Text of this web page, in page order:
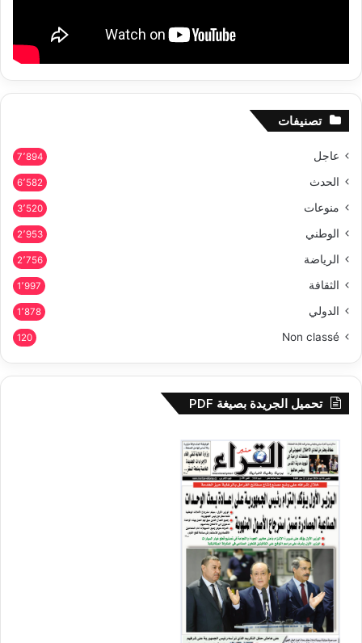
تصنيفات
عاجل 7٬894
الحدث 6٬582
منوعات 3٬520
الوطني 2٬953
الرياضة 2٬756
الثقافة 1٬997
الدولي 1٬878
Non classé
120
تحميل الجريدة بصيغة PDF